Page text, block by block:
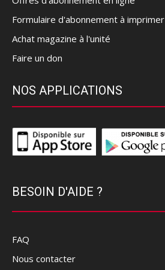
Formulaire d'abonnement à imprimer
Achat magazine à l'unité
Faire un don
NOS APPLICATIONS
BESOIN D'AIDE ?
FAQ
Nous contacter